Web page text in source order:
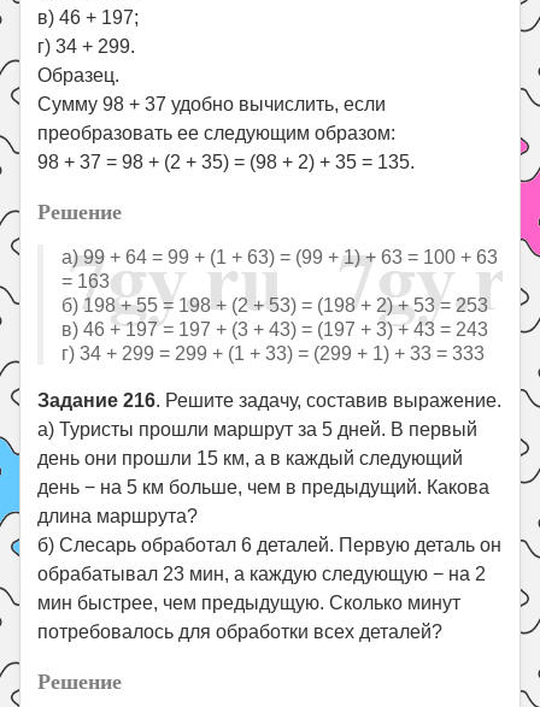
в) 46 + 197;
г) 34 + 299.
Образец.
Сумму 98 + 37 удобно вычислить, если
преобразовать ее следующим образом:
98 + 37 = 98 + (2 + 35) = (98 + 2) + 35 = 135.
Решение
а) 99 + 64 = 99 + (1 + 63) = (99 + 1) + 63 = 100 + 63
= 163
б) 198 + 55 = 198 + (2 + 53) = (198 + 2) + 53 = 253
в) 46 + 197 = 197 + (3 + 43) = (197 + 3) + 43 = 243
г) 34 + 299 = 299 + (1 + 33) = (299 + 1) + 33 = 333
Задание 216. Решите задачу, составив выражение.
а) Туристы прошли маршрут за 5 дней. В первый
день они прошли 15 км, а в каждый следующий
день − на 5 км больше, чем в предыдущий. Какова
длина маршрута?
б) Слесарь обработал 6 деталей. Первую деталь он
обрабатывал 23 мин, а каждую следующую − на 2
мин быстрее, чем предыдущую. Сколько минут
потребовалось для обработки всех деталей?
Решение